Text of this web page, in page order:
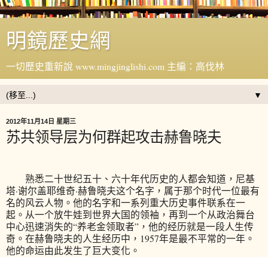
明鏡歷史網
一切歷史重新說 www.mingjinglishi.com 主編：高伐林
▼
2012年11月14日 星期三
苏共领导层为何群起攻击赫鲁晓夫
熟悉二十世纪五十、六十年代历史的人都会知道，尼基
塔·谢尔盖耶维奇·赫鲁晓夫这个名字，属于那个时代一位最有
名的风云人物。他的名字和一系列重大历史事件联系在一
起。从一个放牛娃到世界大国的领袖，再到一个从政治舞台
中心迅速消失的“养老金领取者”，他的经历就是一段人生传
奇。在赫鲁晓夫的人生经历中，1957年是最不平常的一年。
他的命运由此发生了巨大变化。